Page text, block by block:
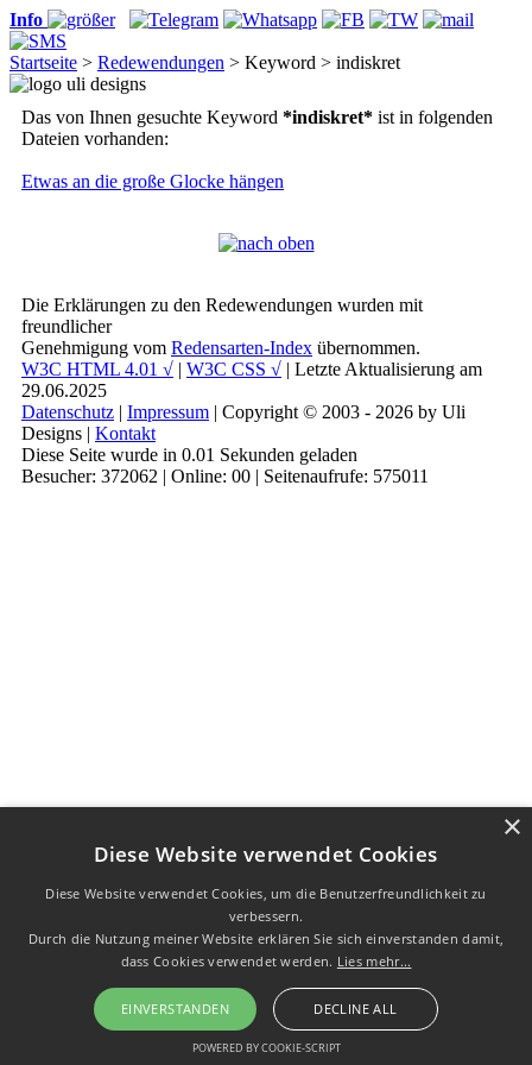
Info
Startseite > Redewendungen > Keyword > indiskret
Das von Ihnen gesuchte Keyword *indiskret* ist in folgenden
Dateien vorhanden:
Etwas an die große Glocke hängen
Die Erklärungen zu den Redewendungen wurden mit
freundlicher
Genehmigung vom Redensarten-Index übernommen.
W3C HTML 4.01 √ | W3C CSS √ | Letzte Aktualisierung am
29.06.2025
Datenschutz | Impressum | Copyright © 2003 - 2026 by Uli
Designs | Kontakt
Diese Seite wurde in 0.01 Sekunden geladen
Besucher: 372062 | Online: 00 | Seitenaufrufe: 575011
Diese Website verwendet Cookies
Diese Website verwendet Cookies, um die Benutzerfreundlichkeit zu
verbessern.
Durch die Nutzung meiner Website erklären Sie sich einverstanden damit,
dass Cookies verwendet werden. Lies mehr...
EINVERSTANDEN DECLINE ALL
POWERED BY COOKIE-SCRIPT
×